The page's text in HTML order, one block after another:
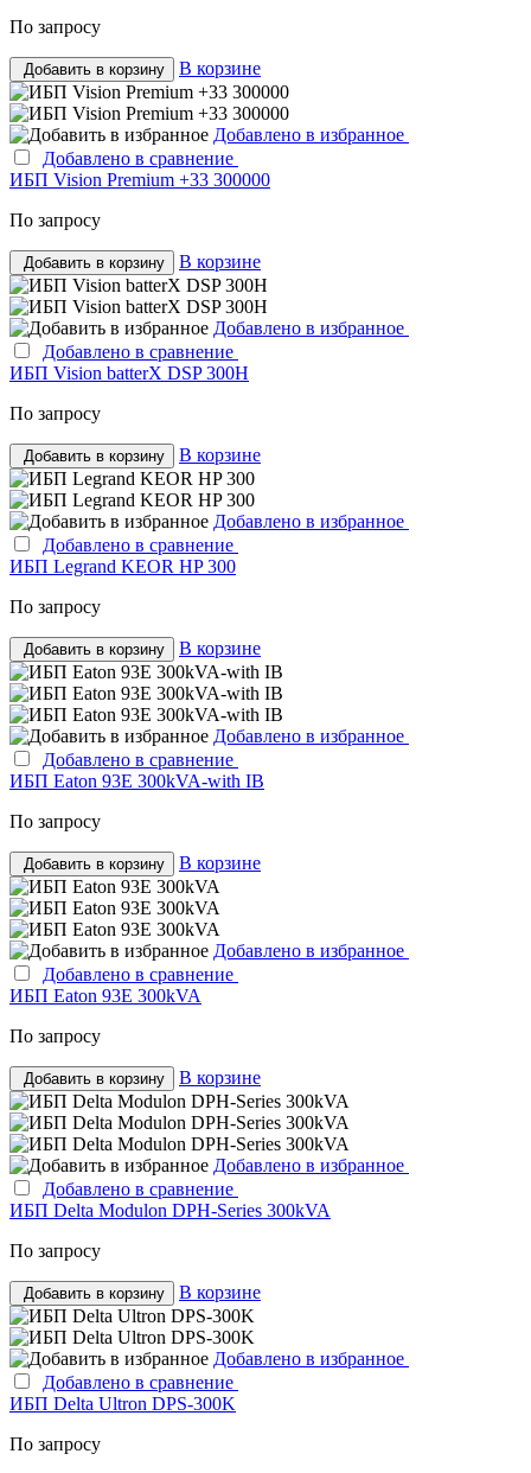
По запросу
Добавить в корзину В корзине
Добавлено в избранное
Добавлено в сравнение
ИБП Vision Premium +33 300000
По запросу
Добавить в корзину В корзине
Добавлено в избранное
Добавлено в сравнение
ИБП Vision batterX DSP 300H
По запросу
Добавить в корзину В корзине
Добавлено в избранное
Добавлено в сравнение
ИБП Legrand KEOR HP 300
По запросу
Добавить в корзину В корзине
Добавлено в избранное
Добавлено в сравнение
ИБП Eaton 93E 300kVA-with IB
По запросу
Добавить в корзину В корзине
Добавлено в избранное
Добавлено в сравнение
ИБП Eaton 93E 300kVA
По запросу
Добавить в корзину В корзине
Добавлено в избранное
Добавлено в сравнение
ИБП Delta Modulon DPH-Series 300kVA
По запросу
Добавить в корзину В корзине
Добавлено в избранное
Добавлено в сравнение
ИБП Delta Ultron DPS-300K
По запросу